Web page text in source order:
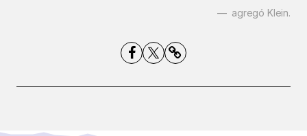
agregó Klein.
Compartir